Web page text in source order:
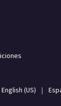
English (US) |